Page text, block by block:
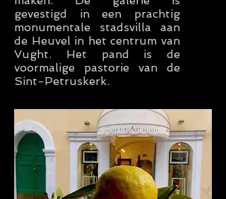
gevestigd in een prachtig
monumentale stadsvilla aan
de Heuvel in het centrum van
Vught. Het pand is de
voormalige pastorie van de
Sint-Petruskerk.